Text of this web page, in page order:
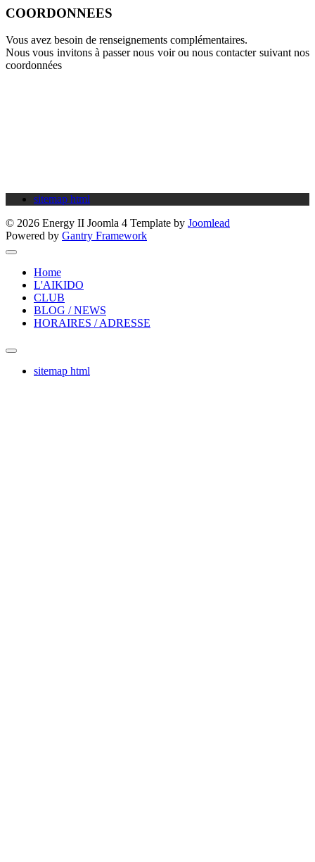
COORDONNEES
Vous avez besoin de renseignements complémentaires.
Nous vous invitons à passer nous voir ou nous contacter suivant nos
coordonnées
sitemap html
© 2026 Energy II Joomla 4 Template by Joomlead
Powered by Gantry Framework
Home
L'AIKIDO
CLUB
BLOG / NEWS
HORAIRES / ADRESSE
sitemap html